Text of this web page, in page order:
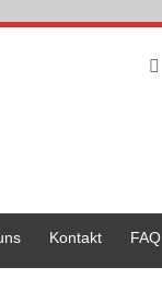
Kontakt FAQ